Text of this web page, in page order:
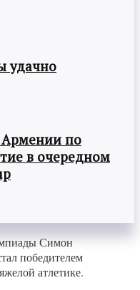
удачно
Армении по
в очередном
Симон
победителем
атлетике.